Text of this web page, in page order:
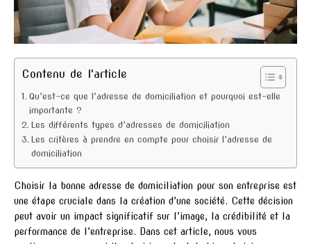
Contenu de l'article
Qu’est-ce que l’adresse de domiciliation et pourquoi est-elle
importante ?
Les différents types d’adresses de domiciliation
Les critères à prendre en compte pour choisir l’adresse de
domiciliation
Choisir la bonne adresse de domiciliation pour son entreprise est
une étape cruciale dans la création d’une société. Cette décision
peut avoir un impact significatif sur l’image, la crédibilité et la
performance de l’entreprise. Dans cet article, nous vous